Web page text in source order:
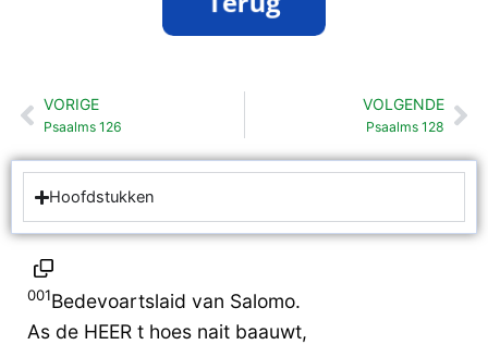
Vorige
VORIGE
Psaalms 126
VOLGENDE
Psaalms 128
Hoofdstukken
001Bedevoartslaid van Salomo.
As de HEER t hoes nait baauwt,